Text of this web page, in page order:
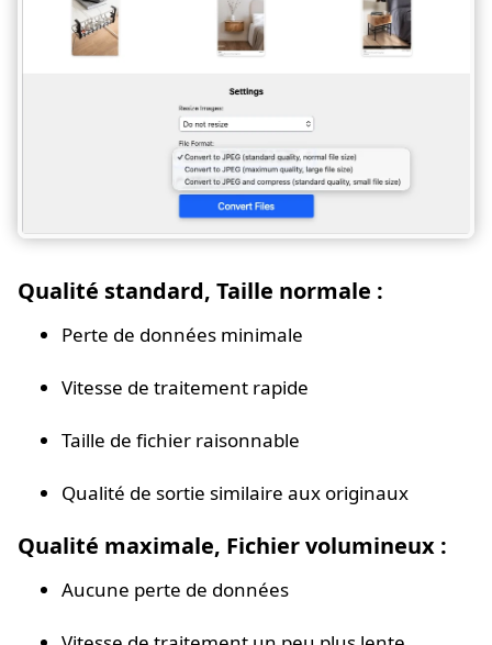
Qualité standard, Taille normale :
Perte de données minimale
Vitesse de traitement rapide
Taille de fichier raisonnable
Qualité de sortie similaire aux originaux
Qualité maximale, Fichier volumineux :
Aucune perte de données